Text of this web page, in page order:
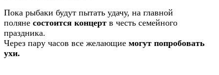
Пока рыбаки будут пытать удачу, на главной
поляне состоится концерт в честь семейного
праздника.
Через пару часов все желающие могут попробовать
ухи.